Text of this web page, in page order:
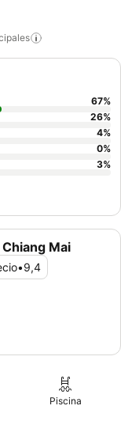
Mai
•9,4
67%
26%
4%
0%
3%
Piscina